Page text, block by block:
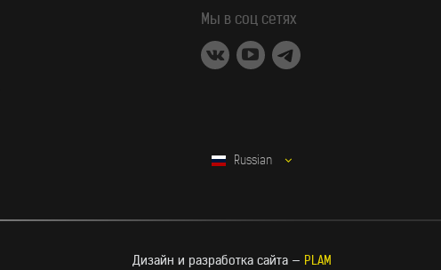
Мы в соц сетях
Russian
Дизайн и разработка сайта — PLAM